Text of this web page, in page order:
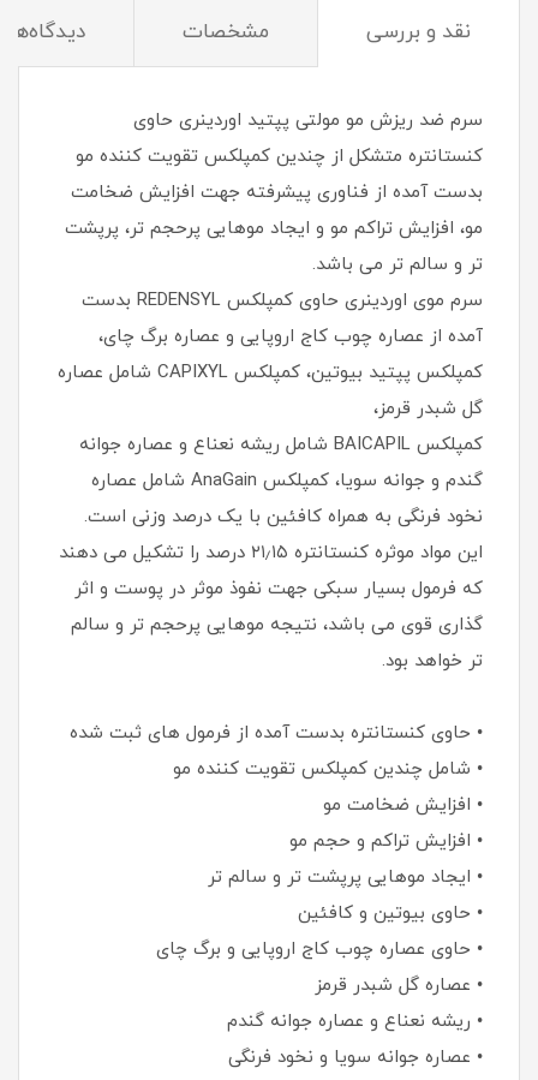
نقد و بررسی مشخصات دیدگاه‌ها
سرم ضد ریزش مو مولتی پپتید اوردینری حاوی
کنستانتره متشکل از چندین کمپلکس تقویت کننده مو
بدست آمده از فناوری پیشرفته جهت افزایش ضخامت
مو، افزایش تراکم مو و ایجاد موهایی پرحجم تر، پرپشت
تر و سالم تر می باشد.
سرم موی اوردینری حاوی کمپلکس REDENSYL بدست
آمده از عصاره چوب کاج اروپایی و عصاره برگ چای،
کمپلکس پپتید بیوتین، کمپلکس CAPIXYL شامل عصاره
گل شبدر قرمز،
کمپلکس BAICAPIL شامل ریشه نعناع و عصاره جوانه
گندم و جوانه سویا، کمپلکس AnaGain شامل عصاره
نخود فرنگی به همراه کافئین با یک درصد وزنی است.
این مواد موثره کنستانتره ۲۱٫۱۵ درصد را تشکیل می دهند
که فرمول بسیار سبکی جهت نفوذ موثر در پوست و اثر
گذاری قوی می باشد، نتیجه موهایی پرحجم تر و سالم
تر خواهد بود.
• حاوی کنستانتره بدست آمده از فرمول های ثبت شده
• شامل چندین کمپلکس تقویت کننده مو
• افزایش ضخامت مو
• افزایش تراکم و حجم مو
• ایجاد موهایی پرپشت تر و سالم تر
• حاوی بیوتین و کافئین
• حاوی عصاره چوب کاج اروپایی و برگ چای
• عصاره گل شبدر قرمز
• ریشه نعناع و عصاره جوانه گندم
• عصاره جوانه سویا و نخود فرنگی